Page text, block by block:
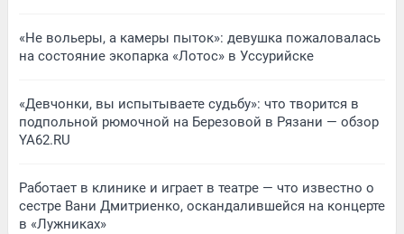
«Не вольеры, а камеры пыток»: девушка пожаловалась
на состояние экопарка «Лотос» в Уссурийске
«Девчонки, вы испытываете судьбу»: что творится в
подпольной рюмочной на Березовой в Рязани — обзор
YA62.RU
Работает в клинике и играет в театре — что известно о
сестре Вани Дмитриенко, оскандалившейся на концерте
в «Лужниках»